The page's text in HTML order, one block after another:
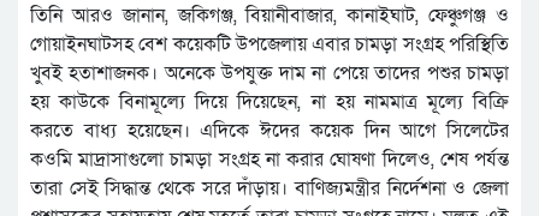
তিনি আরও জানান, জকিগঞ্জ, বিয়ানীবাজার, কানাইঘাট, ফেঞ্চুগঞ্জ ও
গোয়াইনঘাটসহ বেশ কয়েকটি উপজেলায় এবার চামড়া সংগ্রহ পরিস্থিতি
খুবই হতাশাজনক। অনেকে উপযুক্ত দাম না পেয়ে তাদের পশুর চামড়া
হয় কাউকে বিনামূল্যে দিয়ে দিয়েছেন, না হয় নামমাত্র মূল্যে বিক্রি
করতে বাধ্য হয়েছেন। এদিকে ঈদের কয়েক দিন আগে সিলেটের
কওমি মাদ্রাসাগুলো চামড়া সংগ্রহ না করার ঘোষণা দিলেও, শেষ পর্যন্ত
তারা সেই সিদ্ধান্ত থেকে সরে দাঁড়ায়। বাণিজ্যমন্ত্রীর নির্দেশনা ও জেলা